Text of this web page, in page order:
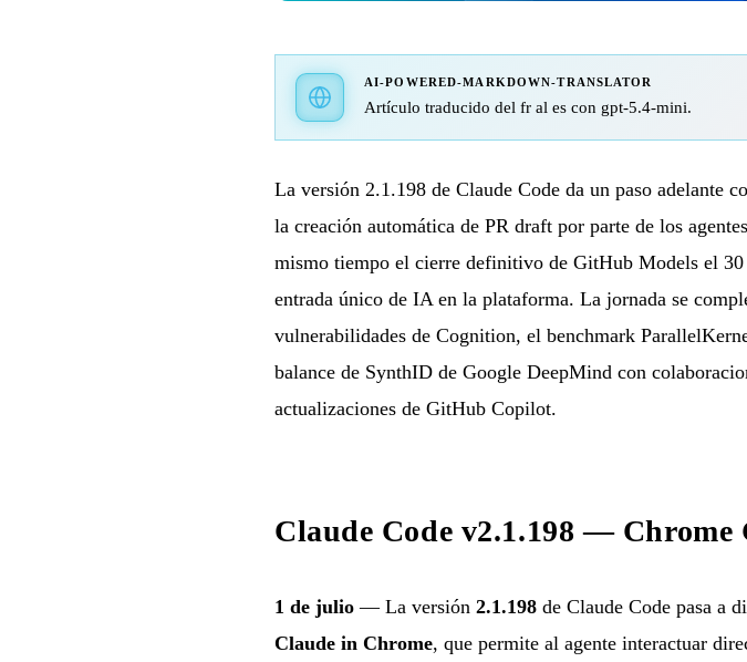
AI-POWERED-MARKDOWN-TRANSLATOR
Artículo traducido del fr al es con gpt-5.4-mini.
La versión 2.1.198 de Claude Code da un paso adelante
la creación automática de PR draft por parte de los
mismo tiempo el cierre definitivo de GitHub Models el
entrada único de IA en la plataforma. La jornada se
vulnerabilidades de Cognition, el benchmark
balance de SynthID de Google DeepMind con
actualizaciones de GitHub Copilot.
Claude Code v2.1.198 —
1 de julio — La versión 2.1.198 de Claude Code pasa a
Claude in Chrome, que permite al agente interactuar